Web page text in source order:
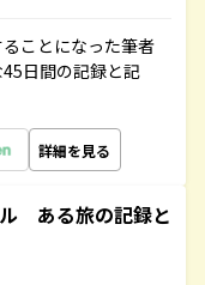
ことになった筆者
日間の記録と記
詳細を見る
ある旅の記録と